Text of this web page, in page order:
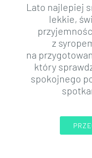
Lato najlepiej
lekkie,
z
na
który
spokojnego